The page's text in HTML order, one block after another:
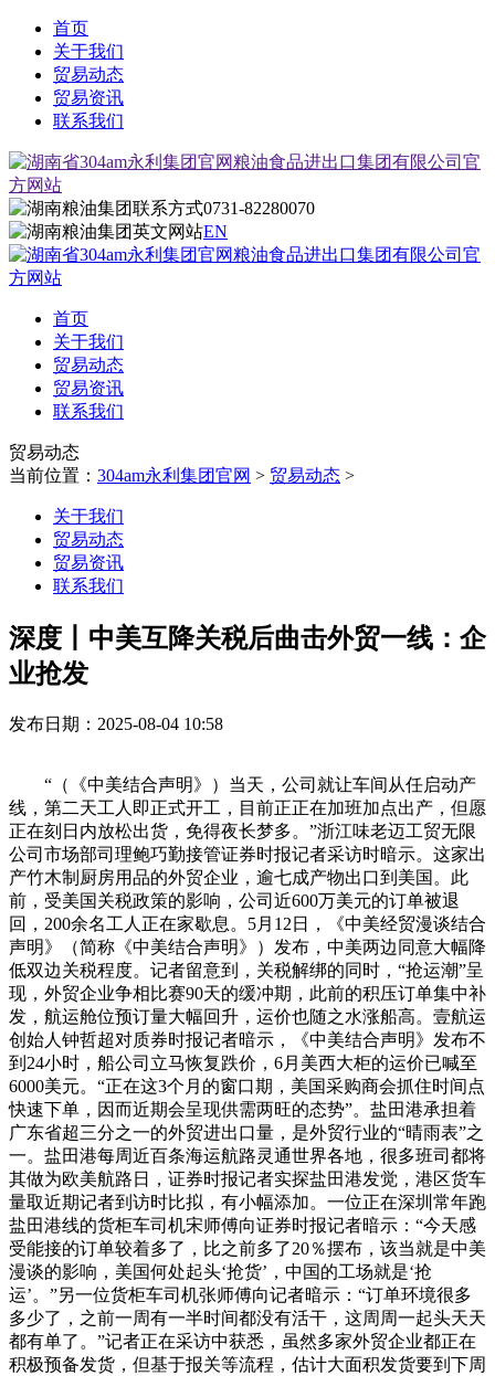
首页
关于我们
贸易动态
贸易资讯
联系我们
0731-82280070
EN
首页
关于我们
贸易动态
贸易资讯
联系我们
贸易动态
当前位置： 304am永利集团官网 > 贸易动态 >
关于我们
贸易动态
贸易资讯
联系我们
深度丨中美互降关税后曲击外贸一线：企
业抢发
发布日期：2025-08-04 10:58
“（《中美结合声明》）当天，公司就让车间从任启动产
线，第二天工人即正式开工，目前正正在加班加点出产，但愿
正在刻日内放松出货，免得夜长梦多。”浙江味老迈工贸无限
公司市场部司理鲍巧勤接管证券时报记者采访时暗示。这家出
产竹木制厨房用品的外贸企业，逾七成产物出口到美国。此
前，受美国关税政策的影响，公司近600万美元的订单被退
回，200余名工人正在家歇息。5月12日，《中美经贸漫谈结合
声明》（简称《中美结合声明》）发布，中美两边同意大幅降
低双边关税程度。记者留意到，关税解绑的同时，“抢运潮”呈
现，外贸企业争相比赛90天的缓冲期，此前的积压订单集中补
发，航运舱位预订量大幅回升，运价也随之水涨船高。壹航运
创始人钟哲超对质券时报记者暗示，《中美结合声明》发布不
到24小时，船公司立马恢复跌价，6月美西大柜的运价已喊至
6000美元。“正在这3个月的窗口期，美国采购商会抓住时间点
快速下单，因而近期会呈现供需两旺的态势”。盐田港承担着
广东省超三分之一的外贸进出口量，是外贸行业的“晴雨表”之
一。盐田港每周近百条海运航路灵通世界各地，很多班司都将
其做为欧美航路日，证券时报记者实探盐田港发觉，港区货车
量取近期记者到访时比拟，有小幅添加。一位正在深圳常年跑
盐田港线的货柜车司机宋师傅向证券时报记者暗示：“今天感
受能接的订单较着多了，比之前多了20％摆布，该当就是中美
漫谈的影响，美国何处起头‘抢货’，中国的工场就是‘抢
运’。”另一位货柜车司机张师傅向记者暗示：“订单环境很多
多少了，之前一周有一半时间都没有活干，这周周一起头天天
都有单了。”记者正在采访中获悉，虽然多家外贸企业都正在
积极预备发货，但基于报关等流程，估计大面积发货要到下周